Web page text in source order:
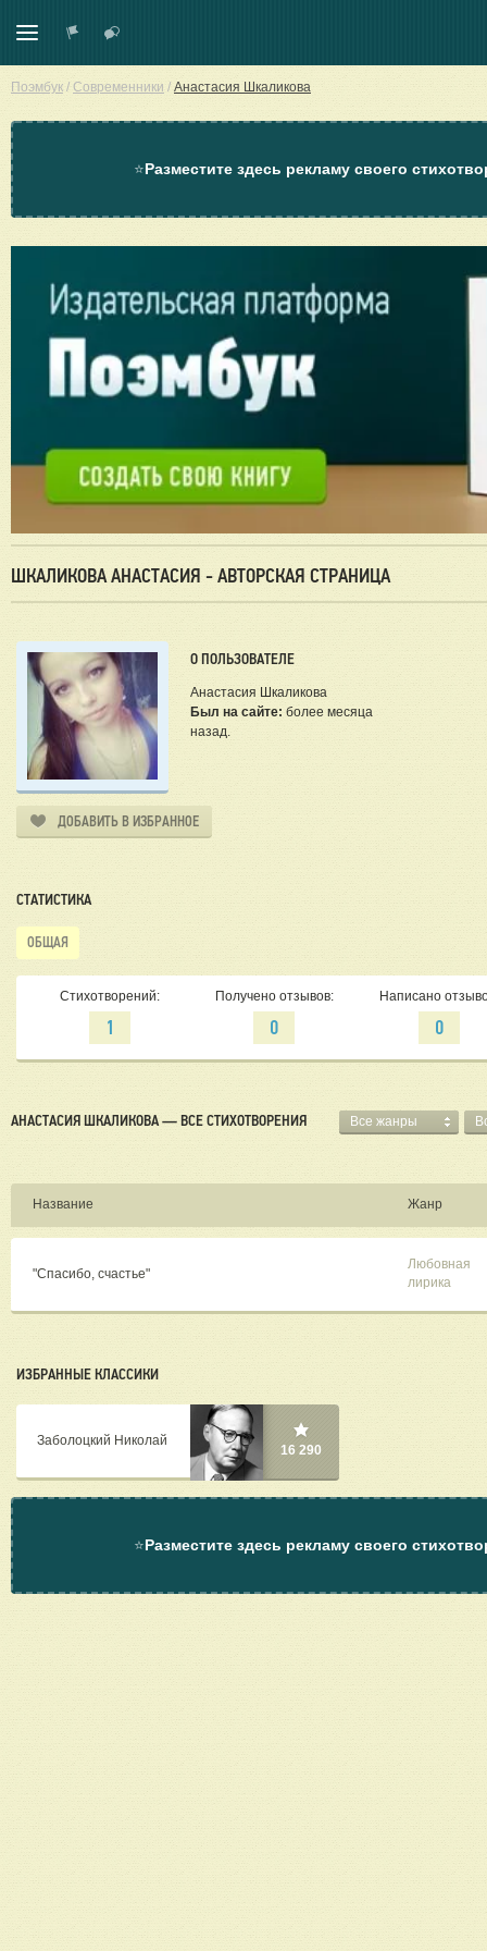
Поэмбук / Современники / Анастасия Шкаликова
⭐Разместите здесь рекламу своего
ШКАЛИКОВА АНАСТАСИЯ - АВТОРСКАЯ СТРАНИЦА
О ПОЛЬЗОВАТЕЛЕ
Анастасия Шкаликова
Был на сайте: более месяца
назад.
ДОБАВИТЬ В ИЗБРАННОЕ
СТАТИСТИКА
ОБЩАЯ
Стихотворений:
1
Получено отзывов:
0
Написано
0
АНАСТАСИЯ ШКАЛИКОВА — ВСЕ СТИХОТВОРЕНИЯ Все жанры
Название Жанр
"Спасибо, счастье"
Любовная
лирика
ИЗБРАННЫЕ КЛАССИКИ
Заболоцкий Николай
16 290
⭐Разместите здесь рекламу своего